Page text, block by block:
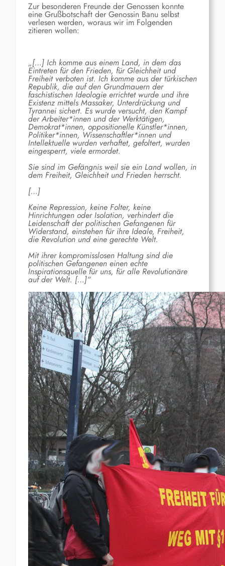
Zur besonderen Freunde der Genossen konnte
eine Grußbotschaft der Genossin Banu selbst
verlesen werden, woraus wir im Folgenden
zitieren wollen:
„[…] Ich komme aus einem Land, in dem das
Eintreten für den Frieden, für Gleichheit und
Freiheit verboten ist. Ich komme aus der türkischen
Republik, die auf den Grundmauern der
faschistischen Ideologie errichtet wurde und ihre
Existenz mittels Massaker, Unterdrückung und
Tyrannei sichert. Es wurde versucht, den Kampf
der Arbeiter*innen und der Werktätigen,
Demokrat*innen, oppositionelle Künstler*innen,
Politiker*innen, Wissenschaftler*innen und
Intellektuelle wurden verhaftet, gefoltert, wurden
eingesperrt, viele ermordet.
Sie sind im Gefängnis weil sie ein Land wollen, in
dem Freiheit, Gleichheit und Frieden herrscht.
[…]
Keine Repression, keine Folter, keine
Hinrichtungen oder Isolation, verhindert die
Leidenschaft der politischen Gefangenen für
Widerstand, einstehen für ihre Ideale, Freiheit,
die Revolution und eine gerechte Welt.
Mit ihrer kompromisslosen Haltung sind die
politischen Gefangenen einen echte
Inspirationsquelle für uns, für alle Revolutionäre
auf der Welt. […]“